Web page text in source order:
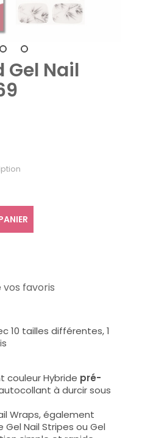
Nail
vos favoris
10 tailles différentes, 1
couleur Hybride pré-
à durcir sous
Wraps, également
Nail Stripes ou Gel